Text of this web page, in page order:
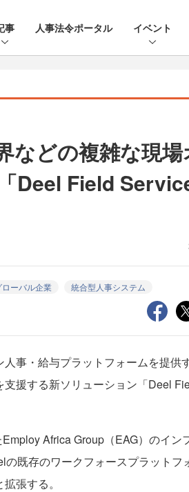
事 人事法令ポータル イベント
などの複雑な現
Deel Field
ローバル企業 統合型人事システム
事・給与プラットフォームを提供
援する新ソリューション「Deel
Africa Group（EAG）のイン
既存のワークフォースプラットフ
張する。